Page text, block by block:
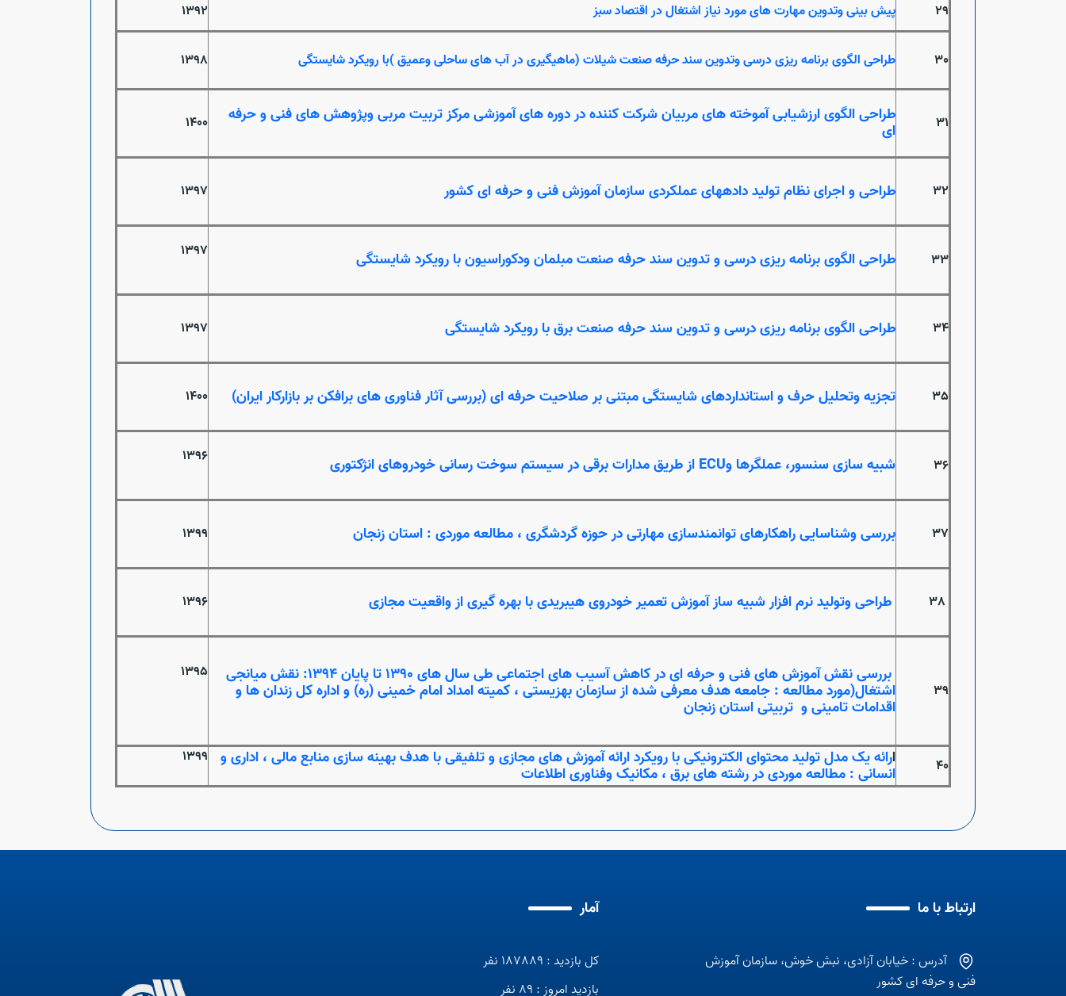
29
پیش بینی وتدوین مهارت های مورد نیاز اشتغال در اقتصاد سبز 1392
30 طراحی الگوی برنامه ریزی درسی وتدوین سند حرفه صنعت شیلات (ماهیگیری در آب های ساحلی وعمیق )با رویکرد شایستگی 1398
31 طراحی الگوی ارزشیابی آموخته های مربیان شرکت کننده در دوره های آموزشی مرکز تربیت مربی وپژوهش های فنی و حرفه
ای 1400
32 طراحی و اجرای نظام تولید دادههای عملکردی سازمان آموزش فنی و حرفه ای کشور 1397
33 طراحی الگوی برنامه ریزی درسی و تدوین سند حرفه صنعت مبلمان ودکوراسیون با رویکرد شایستگی 1397
34 طراحی الگوی برنامه ریزی درسی و تدوین سند حرفه صنعت برق با رویکرد شایستگی 1397
35 تجزیه وتحلیل حرف و استانداردهای شایستگی مبتنی بر صلاحیت حرفه ای (بررسی آثار فناوری های برافکن بر بازارکار ایران) 1400
36 شبیه سازی سنسور، عملگرها وECU از طریق مدارات برقی در سیستم سوخت رسانی خودروهای انژکتوری 1396
37 بررسی وشناسایی راهکارهای توانمندسازی مهارتی در حوزه گردشگری ، مطالعه موردی : استان زنجان 1399
طراحی وتولید نرم افزار شبیه ساز آموزش تعمیر خودروی هیبریدی با بهره گیری از واقعیت مجازی 1396
39
بررسی نقش آموزش های فنی و حرفه ای در کاهش آسیب های اجتماعی طی سال های 1390 تا پایان 1394: نقش میانجی
اشتغال(مورد مطالعه : جامعه هدف معرفی شده از سازمان بهزیستی ، کمیته امداد امام خمینی (ره) و اداره کل زندان ها و
اقدامات تامینی و تربیتی استان زنجان
1395
40 ارائه یک مدل تولید محتوای الکترونیکی با رویکرد ارائه آموزش های مجازی و تلفیقی با هدف بهینه سازی منابع مالی ، اداری و
انسانی : مطالعه موردی در رشته های برق ، مکانیک وفناوری اطلاعات
1399
ارتباط با ما
آدرس : خیابان آزادی، نبش خوش، سازمان آموزش
فنی و حرفه ای کشور
آمار
کل بازدید : 187889 نفر
بازدید امروز : 89 نفر